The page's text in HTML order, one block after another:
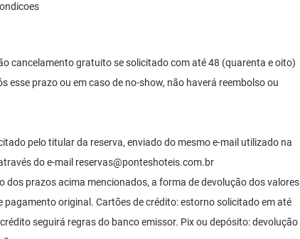
cancelamento gratuito se solicitado com até 48 (quarenta e oito)
esse prazo ou em caso de no-show, não haverá reembolso ou
pelo titular da reserva, enviado do mesmo e-mail utilizado na
do e-mail reservas@ponteshoteis.com.br
dos prazos acima mencionados, a forma de devolução dos valores
pagamento original. Cartões de crédito: estorno solicitado em até
seguirá regras do banco emissor. Pix ou depósito: devolução